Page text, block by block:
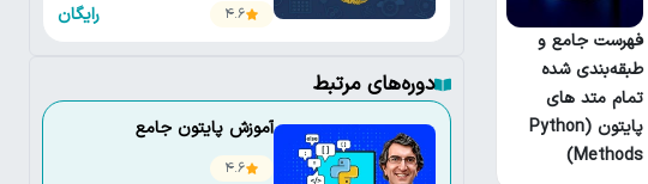
فهرست جامع و
طبقه‌بندی شده
تمام متد های
پایتون (Python
Methods)
4.6
رایگان
دوره‌های مرتبط
آموزش پایتون جامع
4.6